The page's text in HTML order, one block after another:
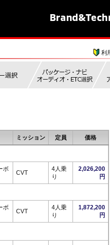
Brand&
利
ミッション 定員 価格
ボ
CVT
4人乗
り
2,026,200
円
ボ
CVT
4人乗
り
1,872,200
円